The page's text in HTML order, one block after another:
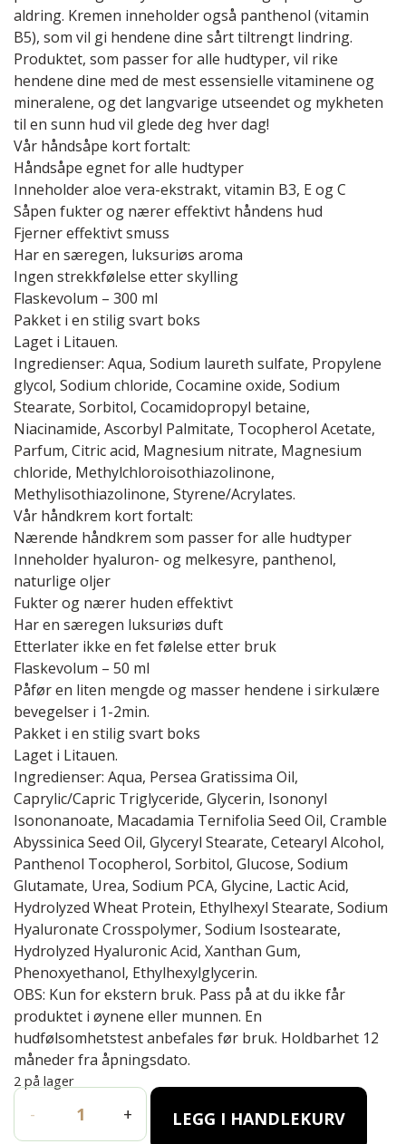
aldring. Kremen inneholder også panthenol (vitamin
B5), som vil gi hendene dine sårt tiltrengt lindring.
Produktet, som passer for alle hudtyper, vil rike
hendene dine med de mest essensielle vitaminene og
mineralene, og det langvarige utseendet og mykheten
til en sunn hud vil glede deg hver dag!
Vår håndsåpe kort fortalt:
Håndsåpe egnet for alle hudtyper
Inneholder aloe vera-ekstrakt, vitamin B3, E og C
Såpen fukter og nærer effektivt håndens hud
Fjerner effektivt smuss
Har en særegen, luksuriøs aroma
Ingen strekkfølelse etter skylling
Flaskevolum – 300 ml
Pakket i en stilig svart boks
Laget i Litauen.
Ingredienser: Aqua, Sodium laureth sulfate, Propylene
glycol, Sodium chloride, Cocamine oxide, Sodium
Stearate, Sorbitol, Cocamidopropyl betaine,
Niacinamide, Ascorbyl Palmitate, Tocopherol Acetate,
Parfum, Citric acid, Magnesium nitrate, Magnesium
chloride, Methylchloroisothiazolinone,
Methylisothiazolinone, Styrene/Acrylates.
Vår håndkrem kort fortalt:
Nærende håndkrem som passer for alle hudtyper
Inneholder hyaluron- og melkesyre, panthenol,
naturlige oljer
Fukter og nærer huden effektivt
Har en særegen luksuriøs duft
Etterlater ikke en fet følelse etter bruk
Flaskevolum – 50 ml
Påfør en liten mengde og masser hendene i sirkulære
bevegelser i 1-2min.
Pakket i en stilig svart boks
Laget i Litauen.
Ingredienser: Aqua, Persea Gratissima Oil,
Caprylic/Capric Triglyceride, Glycerin, Isononyl
Isononanoate, Macadamia Ternifolia Seed Oil, Cramble
Abyssinica Seed Oil, Glyceryl Stearate, Cetearyl Alcohol,
Panthenol Tocopherol, Sorbitol, Glucose, Sodium
Glutamate, Urea, Sodium PCA, Glycine, Lactic Acid,
Hydrolyzed Wheat Protein, Ethylhexyl Stearate, Sodium
Hyaluronate Crosspolymer, Sodium Isostearate,
Hydrolyzed Hyaluronic Acid, Xanthan Gum,
Phenoxyethanol, Ethylhexylglycerin.
OBS: Kun for ekstern bruk. Pass på at du ikke får
produktet i øynene eller munnen. En
hudfølsomhetstest anbefales før bruk. Holdbarhet 12
måneder fra åpningsdato.
2 på lager
SETT: Håndsåpe og håndkrem INOOP antall
- + LEGG I HANDLEKURV